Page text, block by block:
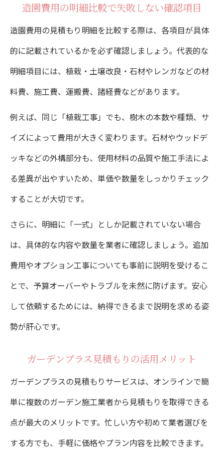
造園費用の明細比較で失敗しない確認項目
造園費用の見積もり明細を比較する際は、各項目が具体
的に記載されているかを必ず確認しましょう。代表的な
明細項目には、植栽・土壌改良・石材やレンガなどの材
料費、施工費、運搬費、諸経費などがあります。
例えば、同じ「植栽工事」でも、樹木の本数や種類、サ
イズによって費用が大きく変わります。石材やウッドデ
ッキなどの外構部分も、使用材料の品質や施工手法によ
る差異が出やすいため、単価や数量をしっかりチェック
することが大切です。
さらに、明細に「一式」としか記載されていない場合
は、具体的な内容や数量を業者に確認しましょう。追加
費用やオプション工事についても事前に説明を受けるこ
とで、予算オーバーやトラブルを未然に防げます。安心
して依頼するためには、納得できるまで説明を求める姿
勢が肝心です。
ガーデンプラス見積もりの活用メリット
ガーデンプラスの見積もりサービスは、オンラインで簡
単に複数のガーデン施工業者から見積もりを取得できる
点が最大のメリットです。忙しい方や初めて業者選びを
する方でも、手軽に価格やプラン内容を比較できます。